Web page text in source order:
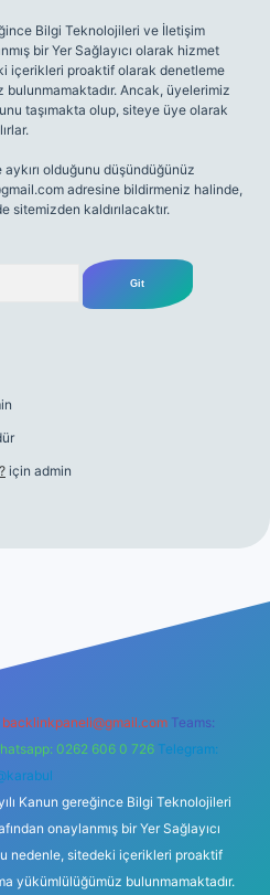
Bilgi Teknolojileri ve İletişim
bir Yer Sağlayıcı olarak hizmet
içerikleri proaktif olarak denetleme
Ancak, üyelerimiz
taşımakta olup, siteye üye olarak
olduğunu düşündüğünüz
adresine bildirmeniz halinde,
kaldırılacaktır.
için admin
backlinkpaneli@gmail.com Teams:
0262 606 0 726 Telegram:
Kanun gereğince Bilgi Teknolojileri
onaylanmış bir Yer Sağlayıcı
nedenle, sitedeki içerikleri proaktif
yükümlülüğümüz bulunmamaktadır.